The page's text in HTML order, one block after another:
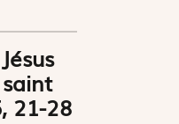
21-28